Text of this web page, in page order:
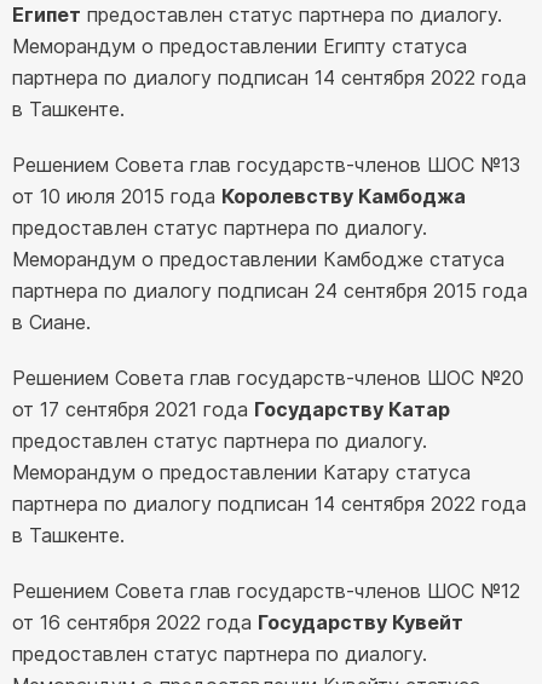
Египет предоставлен статус партнера по диалогу.
Меморандум о предоставлении Египту статуса
партнера по диалогу подписан 14 сентября 2022 года
в Ташкенте.
Решением Совета глав государств-членов ШОС №13
от 10 июля 2015 года Королевству Камбоджа
предоставлен статус партнера по диалогу.
Меморандум о предоставлении Камбодже статуса
партнера по диалогу подписан 24 сентября 2015 года
в Сиане.
Решением Совета глав государств-членов ШОС №20
от 17 сентября 2021 года Государству Катар
предоставлен статус партнера по диалогу.
Меморандум о предоставлении Катару статуса
партнера по диалогу подписан 14 сентября 2022 года
в Ташкенте.
Решением Совета глав государств-членов ШОС №12
от 16 сентября 2022 года Государству Кувейт
предоставлен статус партнера по диалогу.